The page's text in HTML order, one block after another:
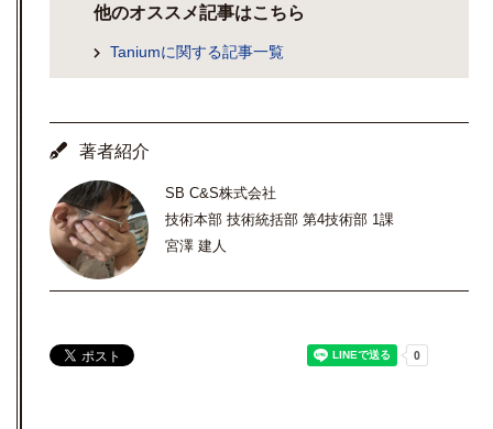
他のオススメ記事はこちら
Taniumに関する記事一覧
著者紹介
SB C&S株式会社
技術本部 技術統括部 第4技術部 1課
宮澤 建人